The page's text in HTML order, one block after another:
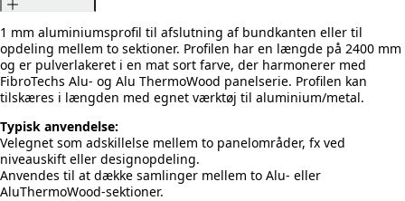
1 mm aluminiumsprofil til afslutning af bundkanten eller til
opdeling mellem to sektioner. Profilen har en længde på 2400 mm
og er pulverlakeret i en mat sort farve, der harmonerer med
FibroTechs Alu- og Alu ThermoWood panelserie. Profilen kan
tilskæres i længden med egnet værktøj til aluminium/metal.
Typisk anvendelse:
Velegnet som adskillelse mellem to panelområder, fx ved
niveauskift eller designopdeling.
Anvendes til at dække samlinger mellem to Alu- eller
AluThermoWood-sektioner.